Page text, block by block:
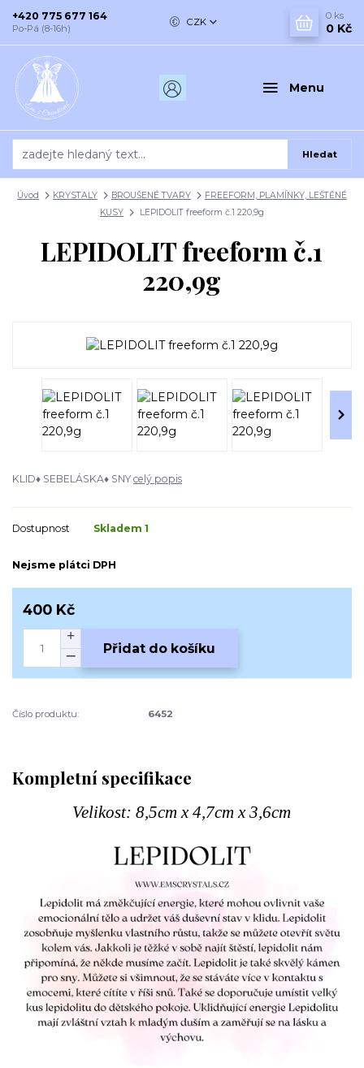
Menu
CZK
Hledat
+420 775 677 164
Po-Pá (8-16h)
0 ks
0 Kč
Úvod KRYSTALY BROUŠENÉ TVARY
FREEFORM, PLAMÍNKY, LEŠTĚNÉ
KUSY
LEPIDOLIT freeform č.1 220,9g
LEPIDOLIT freeform č.1
220,9g
KLID♦ SEBELÁSKA♦ SNY celý popis
Dostupnost Skladem 1
Nejsme plátci DPH
400 Kč
Přidat do košíku
Číslo produktu: 6452
Kompletní specifikace
Velikost: 8,5cm x 4,7cm x 3,6cm